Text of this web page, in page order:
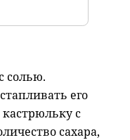
солью.
его
с
сахара,